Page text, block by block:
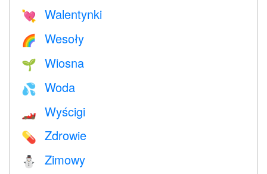
💘 Walentynki
🌈 Wesoły
🌱 Wiosna
💦 Woda
🏎 Wyścigi
💊 Zdrowie
⛄ Zimowy